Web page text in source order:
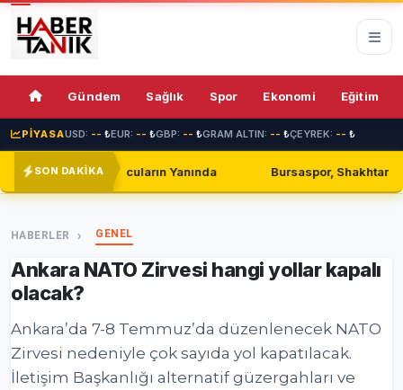
Gündem Sağlık Spor Ekonomi Eğitim
PİYASAUSD: -- ₺EUR: -- ₺GBP: -- ₺GRAM ALTIN: -- ₺ÇEYREK: -- ₺
SON DAKİKA
Yanında Bursaspor, Shakhtar Donetsk ile Golsüz Berabere
76%
HABERLER GENEL
Ankara NATO Zirvesi hangi yollar kapalı
olacak?
Ankara’da 7-8 Temmuz’da düzenlenecek NATO
Zirvesi nedeniyle çok sayıda yol kapatılacak.
İletişim Başkanlığı alternatif güzergahları ve